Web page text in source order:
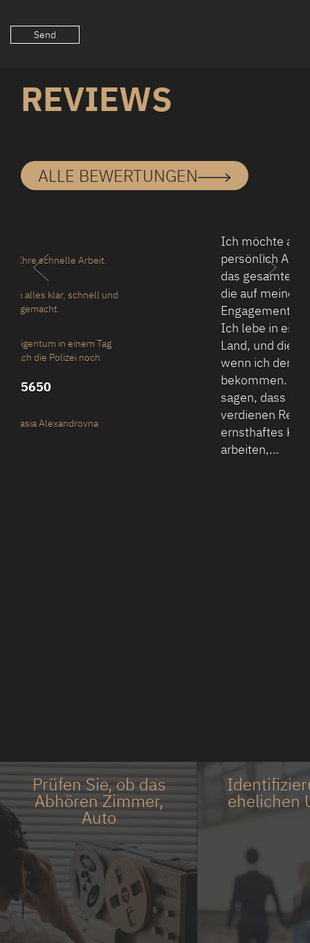
REVIEWS
ALLE BEWERTUNGEN
persönlich Alexander, sowie
das gesamte Team zu danken,
die auf meine Frage
Engagement und Fokus zeigte.
Land, und dies hatte Angst,
wenn ich den Betrug zu
ernsthaftes Konzept zu
Prüfen Sie, ob das
Abhören Zimmer,
Auto
ehelichen